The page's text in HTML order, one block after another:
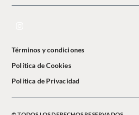
Términos y condiciones
Política de Cookies
Política de Privacidad